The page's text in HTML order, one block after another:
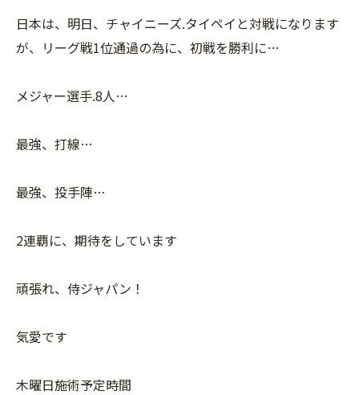
日本は、明日、チャイニーズ.タイペイと対戦になります
が、リーグ戦1位通過の為に、初戦を勝利に…
メジャー選手.8人…
最強、打線…
最強、投手陣…
2連覇に、期待をしています
頑張れ、侍ジャパン！
気愛です
木曜日施術予定時間